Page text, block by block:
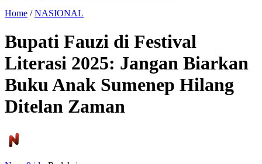
Home /NASIONAL
Bupati Fauzi di Festival
Literasi 2025: Jangan Biarkan
Buku Anak Sumenep Hilang
Ditelan Zaman